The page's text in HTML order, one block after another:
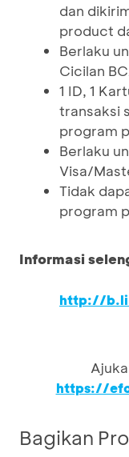
dan
product
Berlaku
Cicilan
1 ID, 1
transaksi
program
Berlaku
Visa/
Tidak
program
Informasi
http://
https://
Bagikan